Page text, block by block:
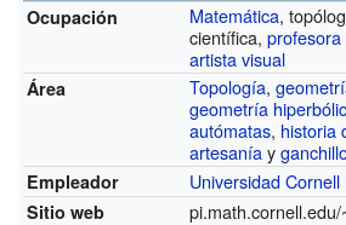
Ocupación
Matemática,
científica,
artista visual
Área Topología,
geometría
autómatas, historia
artesaníay
Empleador Universidad Cornell
Sitio web